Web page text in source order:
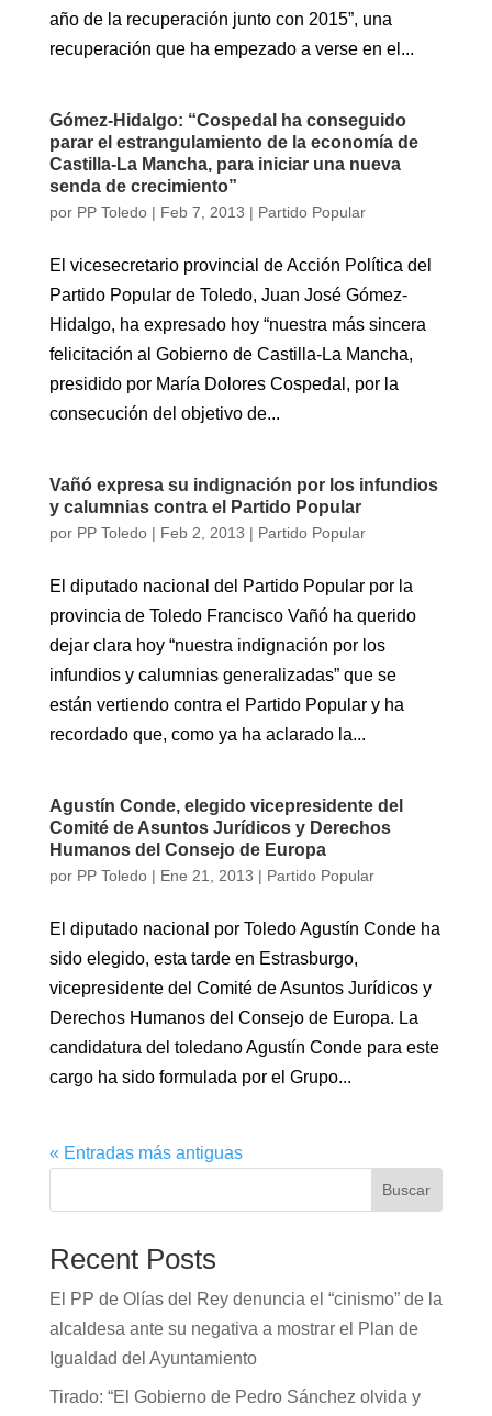
año de la recuperación junto con 2015”, una
recuperación que ha empezado a verse en el...
Gómez-Hidalgo: “Cospedal ha conseguido
parar el estrangulamiento de la economía de
Castilla-La Mancha, para iniciar una nueva
senda de crecimiento”
por PP Toledo| Feb 7, 2013 | Partido Popular
El vicesecretario provincial de Acción Política del
Partido Popular de Toledo, Juan José Gómez-
Hidalgo, ha expresado hoy “nuestra más sincera
felicitación al Gobierno de Castilla-La Mancha,
presidido por María Dolores Cospedal, por la
consecución del objetivo de...
Vañó expresa su indignación por los infundios
y calumnias contra el Partido Popular
por PP Toledo| Feb 2, 2013 | Partido Popular
El diputado nacional del Partido Popular por la
provincia de Toledo Francisco Vañó ha querido
dejar clara hoy “nuestra indignación por los
infundios y calumnias generalizadas” que se
están vertiendo contra el Partido Popular y ha
recordado que, como ya ha aclarado la...
Agustín Conde, elegido vicepresidente del
Comité de Asuntos Jurídicos y Derechos
Humanos del Consejo de Europa
por PP Toledo| Ene 21, 2013 | Partido Popular
El diputado nacional por Toledo Agustín Conde ha
sido elegido, esta tarde en Estrasburgo,
vicepresidente del Comité de Asuntos Jurídicos y
Derechos Humanos del Consejo de Europa. La
candidatura del toledano Agustín Conde para este
cargo ha sido formulada por el Grupo...
« Entradas más antiguas
Buscar
Recent Posts
El PP de Olías del Rey denuncia el “cinismo” de la
alcaldesa ante su negativa a mostrar el Plan de
Igualdad del Ayuntamiento
Tirado: “El Gobierno de Pedro Sánchez olvida y